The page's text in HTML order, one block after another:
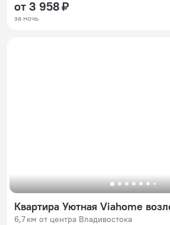
от 3 958 ₽
за ночь
Квартира Уютная Viahome
6,7 км от центра Владивостока